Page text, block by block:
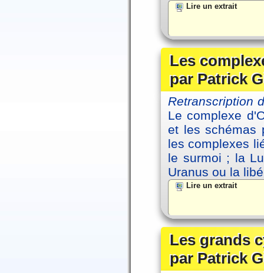
Lire un extrait
Les
par Patrick
Retranscription
Le complexe
et les schémas
les complexes
le surmoi ; la
Uranus ou la
Lire un extrait
Les grands
par Patrick